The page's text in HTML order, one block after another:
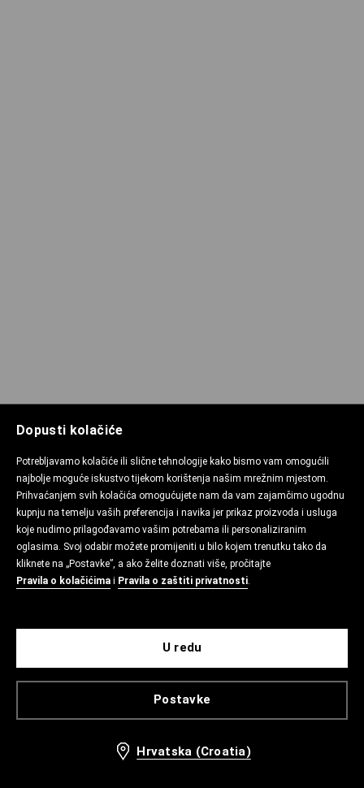
Dopusti kolačiće
Potrebljavamo kolačiće ili slične tehnologije kako bismo vam omogućili
najbolje moguće iskustvo tijekom korištenja našim mrežnim mjestom.
Prihvaćanjem svih kolačića omogućujete nam da vam zajamčimo ugodnu
kupnju na temelju vaših preferencija i navika jer prikaz proizvoda i usluga
koje nudimo prilagođavamo vašim potrebama ili personaliziranim
oglasima. Svoj odabir možete promijeniti u bilo kojem trenutku tako da
kliknete na „Postavke”, a ako želite doznati više, pročitajte
Pravila o kolačićima i Pravila o zaštiti privatnosti.
Postavke
U redu
Hrvatska (Croatia)